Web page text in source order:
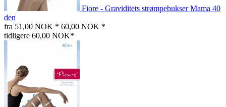
Fiore - Graviditets strømpebukser Mama 40
den
fra 51,00 NOK * 60,00 NOK *
tidligere 60,00 NOK*